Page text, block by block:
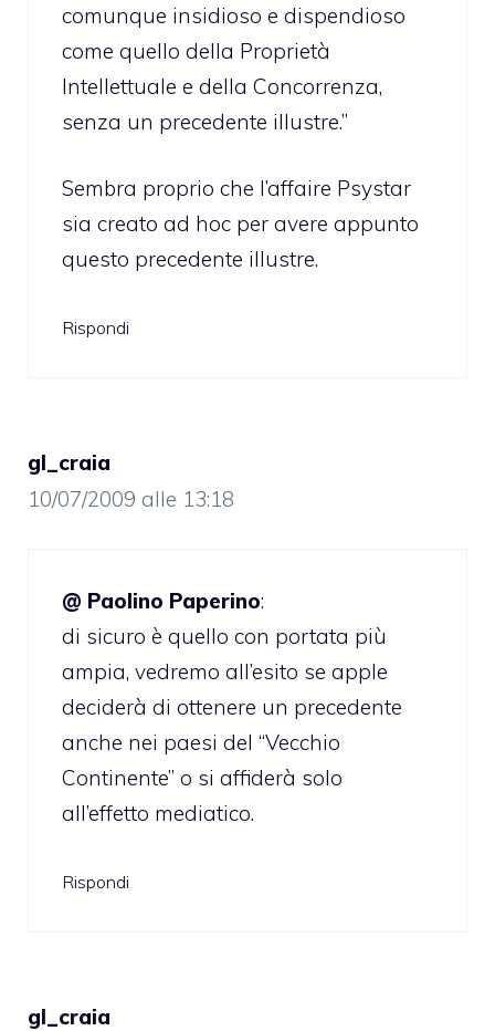
comunque insidioso e dispendioso
come quello della Proprietà
Intellettuale e della Concorrenza,
senza un precedente illustre.”
Sembra proprio che l’affaire Psystar
sia creato ad hoc per avere appunto
questo precedente illustre.
Rispondi
gl_craia
10/07/2009 alle 13:18
@ Paolino Paperino:
di sicuro è quello con portata più
ampia, vedremo all’esito se apple
deciderà di ottenere un precedente
anche nei paesi del “Vecchio
Continente” o si affiderà solo
all’effetto mediatico.
Rispondi
gl_craia